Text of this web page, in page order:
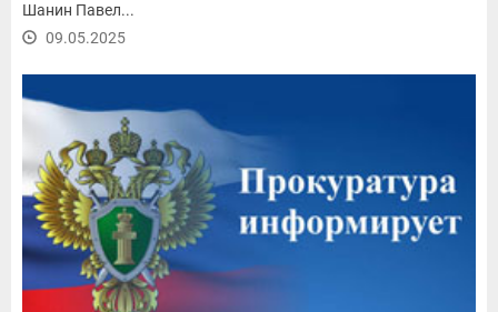
Шанин Павел...
09.05.2025